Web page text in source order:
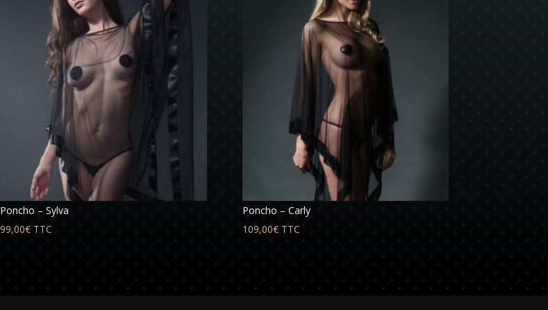
Poncho – Sylva
99,00€ TTC
Poncho – Carly
109,00€ TTC